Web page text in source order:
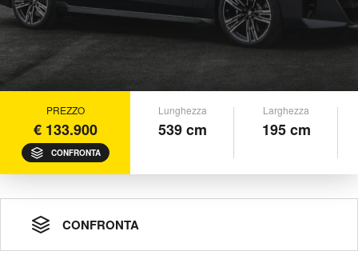
PREZZO
€ 133.900
CONFRONTA
Lunghezza
539 cm
Larghezza
195 cm
CONFRONTA